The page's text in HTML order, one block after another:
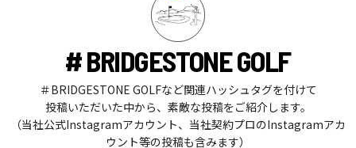
# BRIDGESTONE GOLF
＃BRIDGESTONE GOLFなど関連ハッシュタグを付けて
投稿いただいた中から、素敵な投稿をご紹介します。
（当社公式Instagramアカウント、当社契約プロのInstagramアカ
ウント等の投稿も含みます）